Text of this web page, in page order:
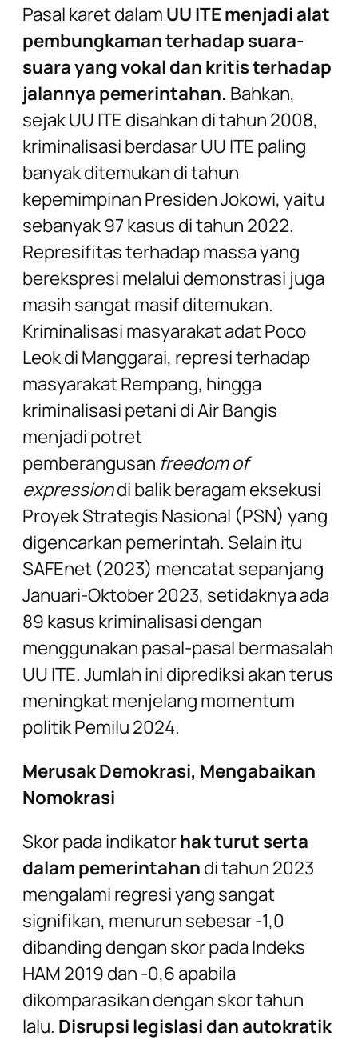
Pasal karet dalamUU ITE menjadi alat
pembungkaman terhadap suara-
suara yang vokal dan kritis terhadap
jalannya pemerintahan. Bahkan,
sejak UU ITE disahkan di tahun 2008,
kriminalisasi berdasar UU ITE paling
banyak ditemukan di tahun
kepemimpinan Presiden Jokowi, yaitu
sebanyak 97 kasus di tahun 2022.
Represifitas terhadap massa yang
berekspresi melalui demonstrasi juga
masih sangat masif ditemukan.
Kriminalisasi masyarakat adat Poco
Leok di Manggarai, represi terhadap
masyarakat Rempang, hingga
kriminalisasi petani di Air Bangis
menjadi potret
pemberangusan freedom of
expressiondi balik beragam eksekusi
Proyek Strategis Nasional (PSN) yang
digencarkan pemerintah. Selain itu
SAFEnet (2023) mencatat sepanjang
Januari-Oktober 2023, setidaknya ada
89 kasus kriminalisasi dengan
menggunakan pasal-pasal bermasalah
UU ITE. Jumlah ini diprediksi akan terus
meningkat menjelang momentum
politik Pemilu 2024.
Merusak Demokrasi, Mengabaikan
Nomokrasi
Skor pada indikatorhak turut serta
dalam pemerintahandi tahun 2023
mengalami regresi yang sangat
signifikan, menurun sebesar -1,0
dibanding dengan skor pada Indeks
HAM 2019 dan -0,6 apabila
dikomparasikan dengan skor tahun
lalu. Disrupsi legislasi dan autokratik